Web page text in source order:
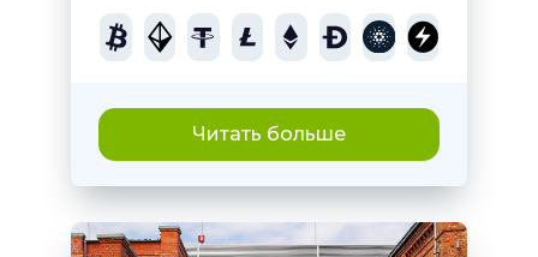
Читать больше